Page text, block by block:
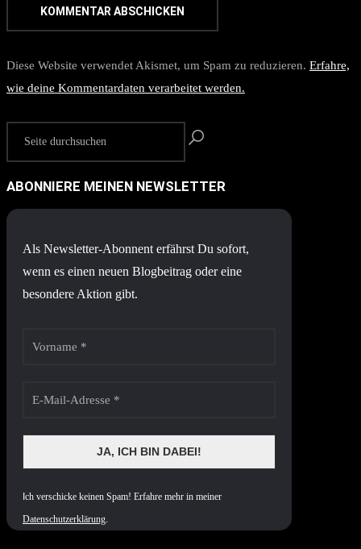
Diese Website verwendet Akismet, um Spam zu reduzieren. Erfahre,
wie deine Kommentardaten verarbeitet werden.
ABONNIERE MEINEN NEWSLETTER
Als Newsletter-Abonnent erfährst Du sofort,
wenn es einen neuen Blogbeitrag oder eine
besondere Aktion gibt.
ch verschicke keinen Spam! Erfahre mehr in meiner
Datenschutzerklärung.